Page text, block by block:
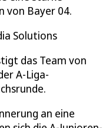
von Bayer 04.
Solutions
das Team von
A-Liga-
an eine